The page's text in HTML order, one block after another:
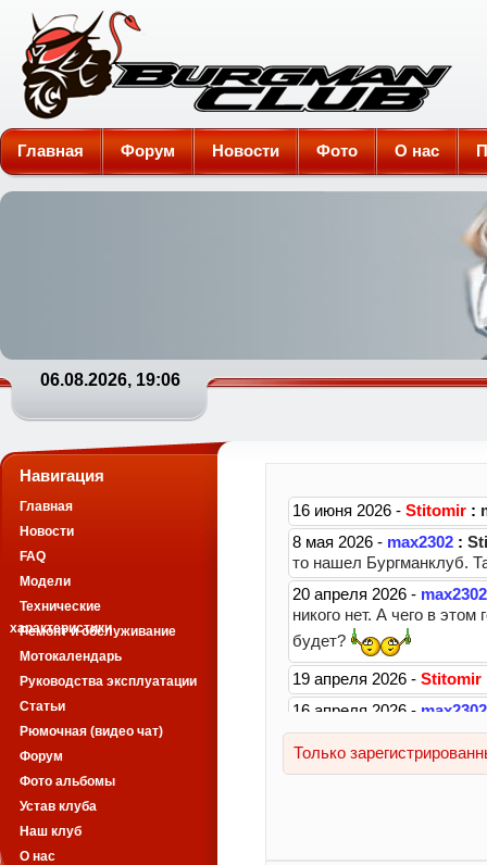
Burgman-Club
Главная Форум Новости Фото О нас
06.08.2026, 19:06
Навигация
Главная
Новости
FAQ
Модели
Технические
характеристики
Ремонт и обслуживание
Мотокалендарь
Руководства эксплуатации
Статьи
Рюмочная (видео чат)
Форум
Фото альбомы
Устав клуба
Наш клуб
О нас